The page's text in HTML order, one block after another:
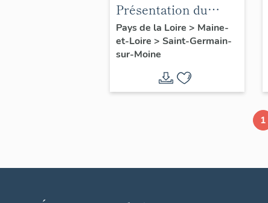
Présentation du
patrimoine
industriel de la
commune de Saint-
Germain-sur-Moine
Pays de la Loire > Maine-
et-Loire > Saint-Germain-
sur-Moine
1